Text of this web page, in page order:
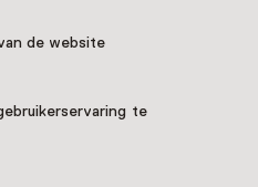
de website
te